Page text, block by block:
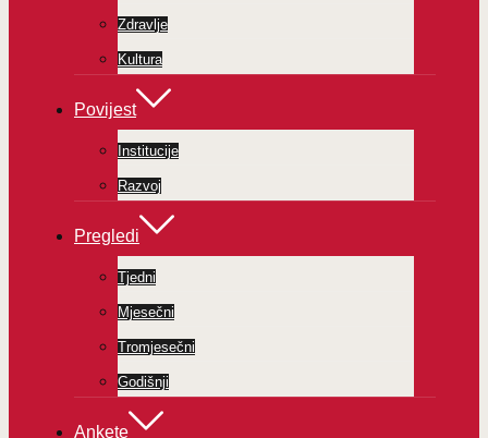
Zdravlje
Kultura
Povijest
Institucije
Razvoj
Pregledi
Tjedni
Mjesečni
Tromjesečni
Godišnji
Ankete